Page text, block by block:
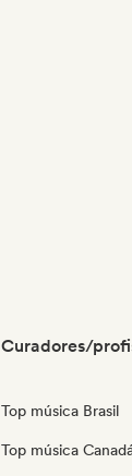
Curadores/
Top música Brasil
Top música